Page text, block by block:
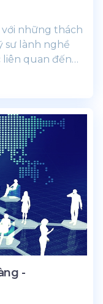
với những thách
sư lành nghề
liên quan đến
-